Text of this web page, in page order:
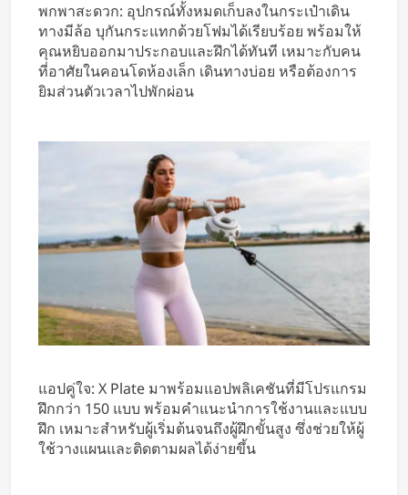
พกพาสะดวก: อุปกรณ์ทั้งหมดเก็บลงในกระเป๋าเดิน
ทางมีล้อ บุกันกระแทกด้วยโฟมได้เรียบร้อย พร้อมให้
คุณหยิบออกมาประกอบและฝึกได้ทันที เหมาะกับคน
ที่อาศัยในคอนโดห้องเล็ก เดินทางบ่อย หรือต้องการ
ยิมส่วนตัวเวลาไปพักผ่อน
แอปคู่ใจ: X Plate มาพร้อมแอปพลิเคชันที่มีโปรแกรม
ฝึกกว่า 150 แบบ พร้อมคำแนะนำการใช้งานและแบบ
ฝึก เหมาะสำหรับผู้เริ่มต้นจนถึงผู้ฝึกขั้นสูง ซึ่งช่วยให้ผู้
ใช้วางแผนและติดตามผลได้ง่ายขึ้น